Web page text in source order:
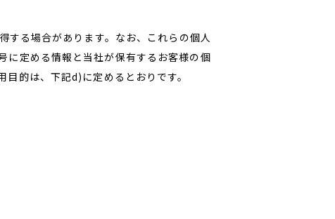
する場合があります。なお、これらの個人
に定める情報と当社が保有するお客様の個
的は、下記d)に定めるとおりです。